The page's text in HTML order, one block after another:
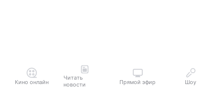
Кино онлайн
Читать
новости
Прямой эфир Шоу